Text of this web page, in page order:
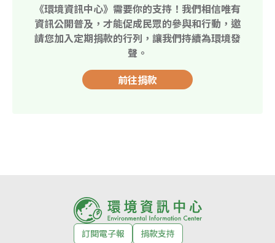
《環境資訊中心》需要你的支持！我們相信唯有
資訊公開普及，才能促成民眾的參與和行動，邀
請您加入定期捐款的行列，讓我們持續為環境發
聲。
前往捐款
訂閱電子報 捐款支持